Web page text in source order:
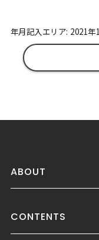
年月記入エリア: 2021年
ABOUT
CONTENTS